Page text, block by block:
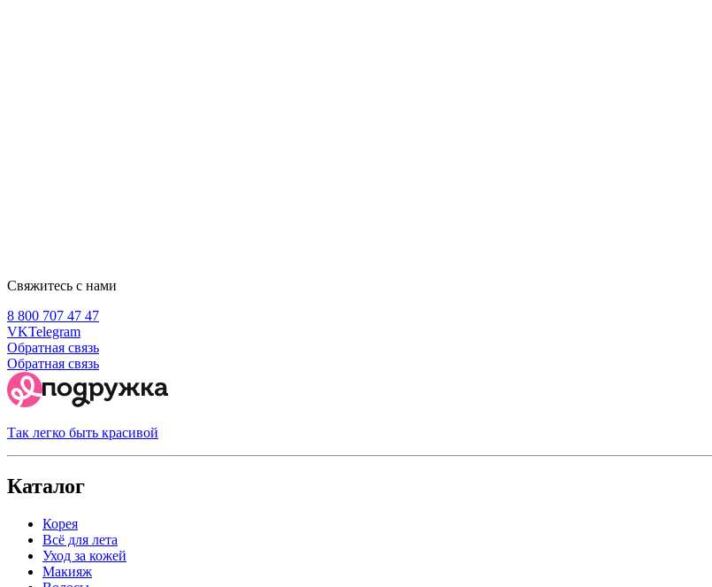
Свяжитесь с нами
8 800 707 47 47
VKTelegram
Обратная связь
Обратная связь
Так легко быть красивой
Каталог
Корея
Всё для лета
Уход за кожей
Макияж